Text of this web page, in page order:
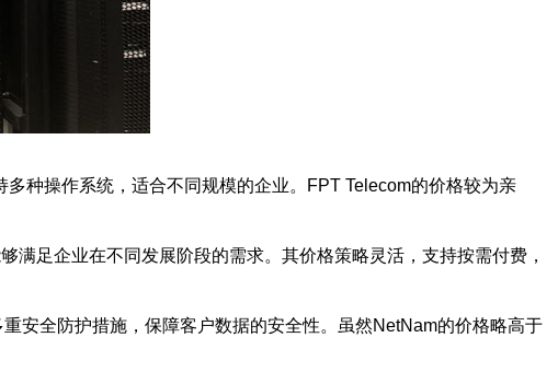
种操作系统，适合不同规模的企业。FPT Telecom的价格较为亲
足企业在不同发展阶段的需求。其价格策略灵活，支持按需付费，
安全防护措施，保障客户数据的安全性。虽然NetNam的价格略高于